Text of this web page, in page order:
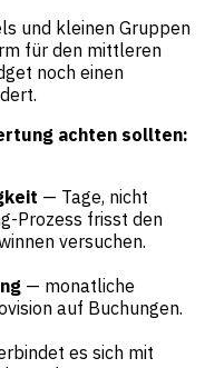
und kleinen Gruppen
für den mittleren
noch einen
achten sollten:
— Tage, nicht
Prozess frisst den
versuchen.
— monatliche
auf Buchungen.
es sich mit